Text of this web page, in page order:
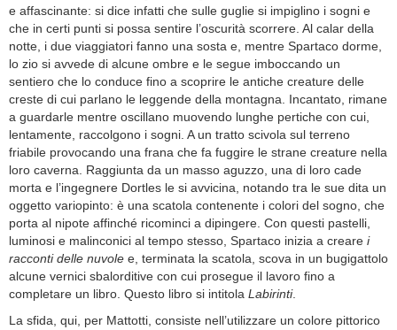
e affascinante: si dice infatti che sulle guglie si impiglino i sogni e
che in certi punti si possa sentire l’oscurità scorrere. Al calar della
notte, i due viaggiatori fanno una sosta e, mentre Spartaco dorme,
lo zio si avvede di alcune ombre e le segue imboccando un
sentiero che lo conduce fino a scoprire le antiche creature delle
creste di cui parlano le leggende della montagna. Incantato, rimane
a guardarle mentre oscillano muovendo lunghe pertiche con cui,
lentamente, raccolgono i sogni. A un tratto scivola sul terreno
friabile provocando una frana che fa fuggire le strane creature nella
loro caverna. Raggiunta da un masso aguzzo, una di loro cade
morta e l’ingegnere Dortles le si avvicina, notando tra le sue dita un
oggetto variopinto: è una scatola contenente i colori del sogno, che
porta al nipote affinché ricominci a dipingere. Con questi pastelli,
luminosi e malinconici al tempo stesso, Spartaco inizia a creare i
racconti delle nuvole e, terminata la scatola, scova in un bugigattolo
alcune vernici sbalorditive con cui prosegue il lavoro fino a
completare un libro. Questo libro si intitola Labirinti.
La sfida, qui, per Mattotti, consiste nell’utilizzare un colore pittorico